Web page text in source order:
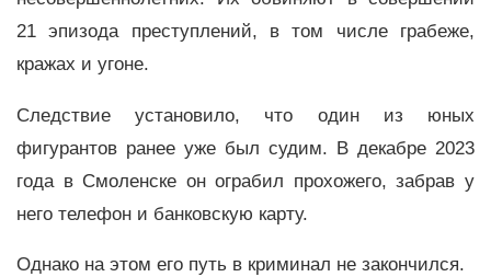
21 эпизода преступлений, в том числе грабеже,
кражах и угоне.
Следствие установило, что один из юных
фигурантов ранее уже был судим. В декабре 2023
года в Смоленске он ограбил прохожего, забрав у
него телефон и банковскую карту.
Однако на этом его путь в криминал не закончился.